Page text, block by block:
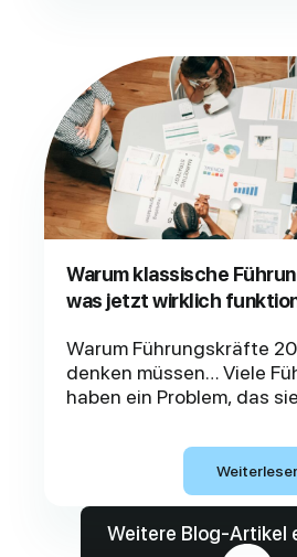
Warum klassische
was jetzt wirklich
Warum Führungskräfte
denken müssen… Viele
haben ein Problem, das
Weitere Blog-Artikel